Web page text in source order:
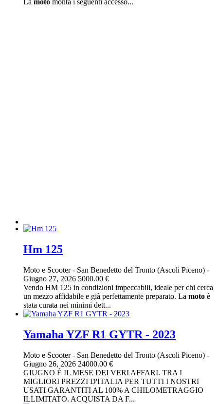
La moto monta i seguenti accesso...
Hm 125
Moto e Scooter- San Benedetto del Tronto (Ascoli Piceno) -
Giugno 27, 2026 5000.00 €
Vendo HM 125 in condizioni impeccabili, ideale per chi cerca
un mezzo affidabile e già perfettamente preparato. La moto è
stata curata nei minimi dett...
Yamaha YZF R1 GYTR - 2023
Moto e Scooter- San Benedetto del Tronto (Ascoli Piceno) -
Giugno 26, 2026 24000.00 €
GIUGNO È IL MESE DEI VERI AFFARI. TRA I
MIGLIORI PREZZI D'ITALIA PER TUTTI I NOSTRI
USATI GARANTITI AL 100% A CHILOMETRAGGIO
ILLIMITATO. ACQUISTA DA F...